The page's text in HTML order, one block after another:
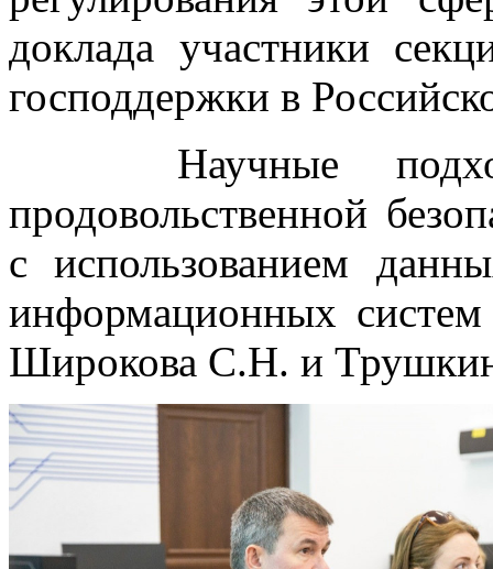
доклада участники
господдержки в
Научные
продовольственной
с использованием
информационных
Широкова С.Н. и